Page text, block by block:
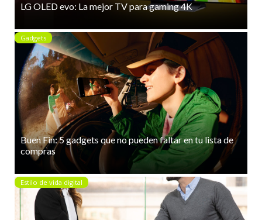
LG OLED evo: La mejor TV para gaming 4K
Buen Fin: 5 gadgets que no pueden faltar en tu lista de
compras
Gadgets
Estilo de vida digital